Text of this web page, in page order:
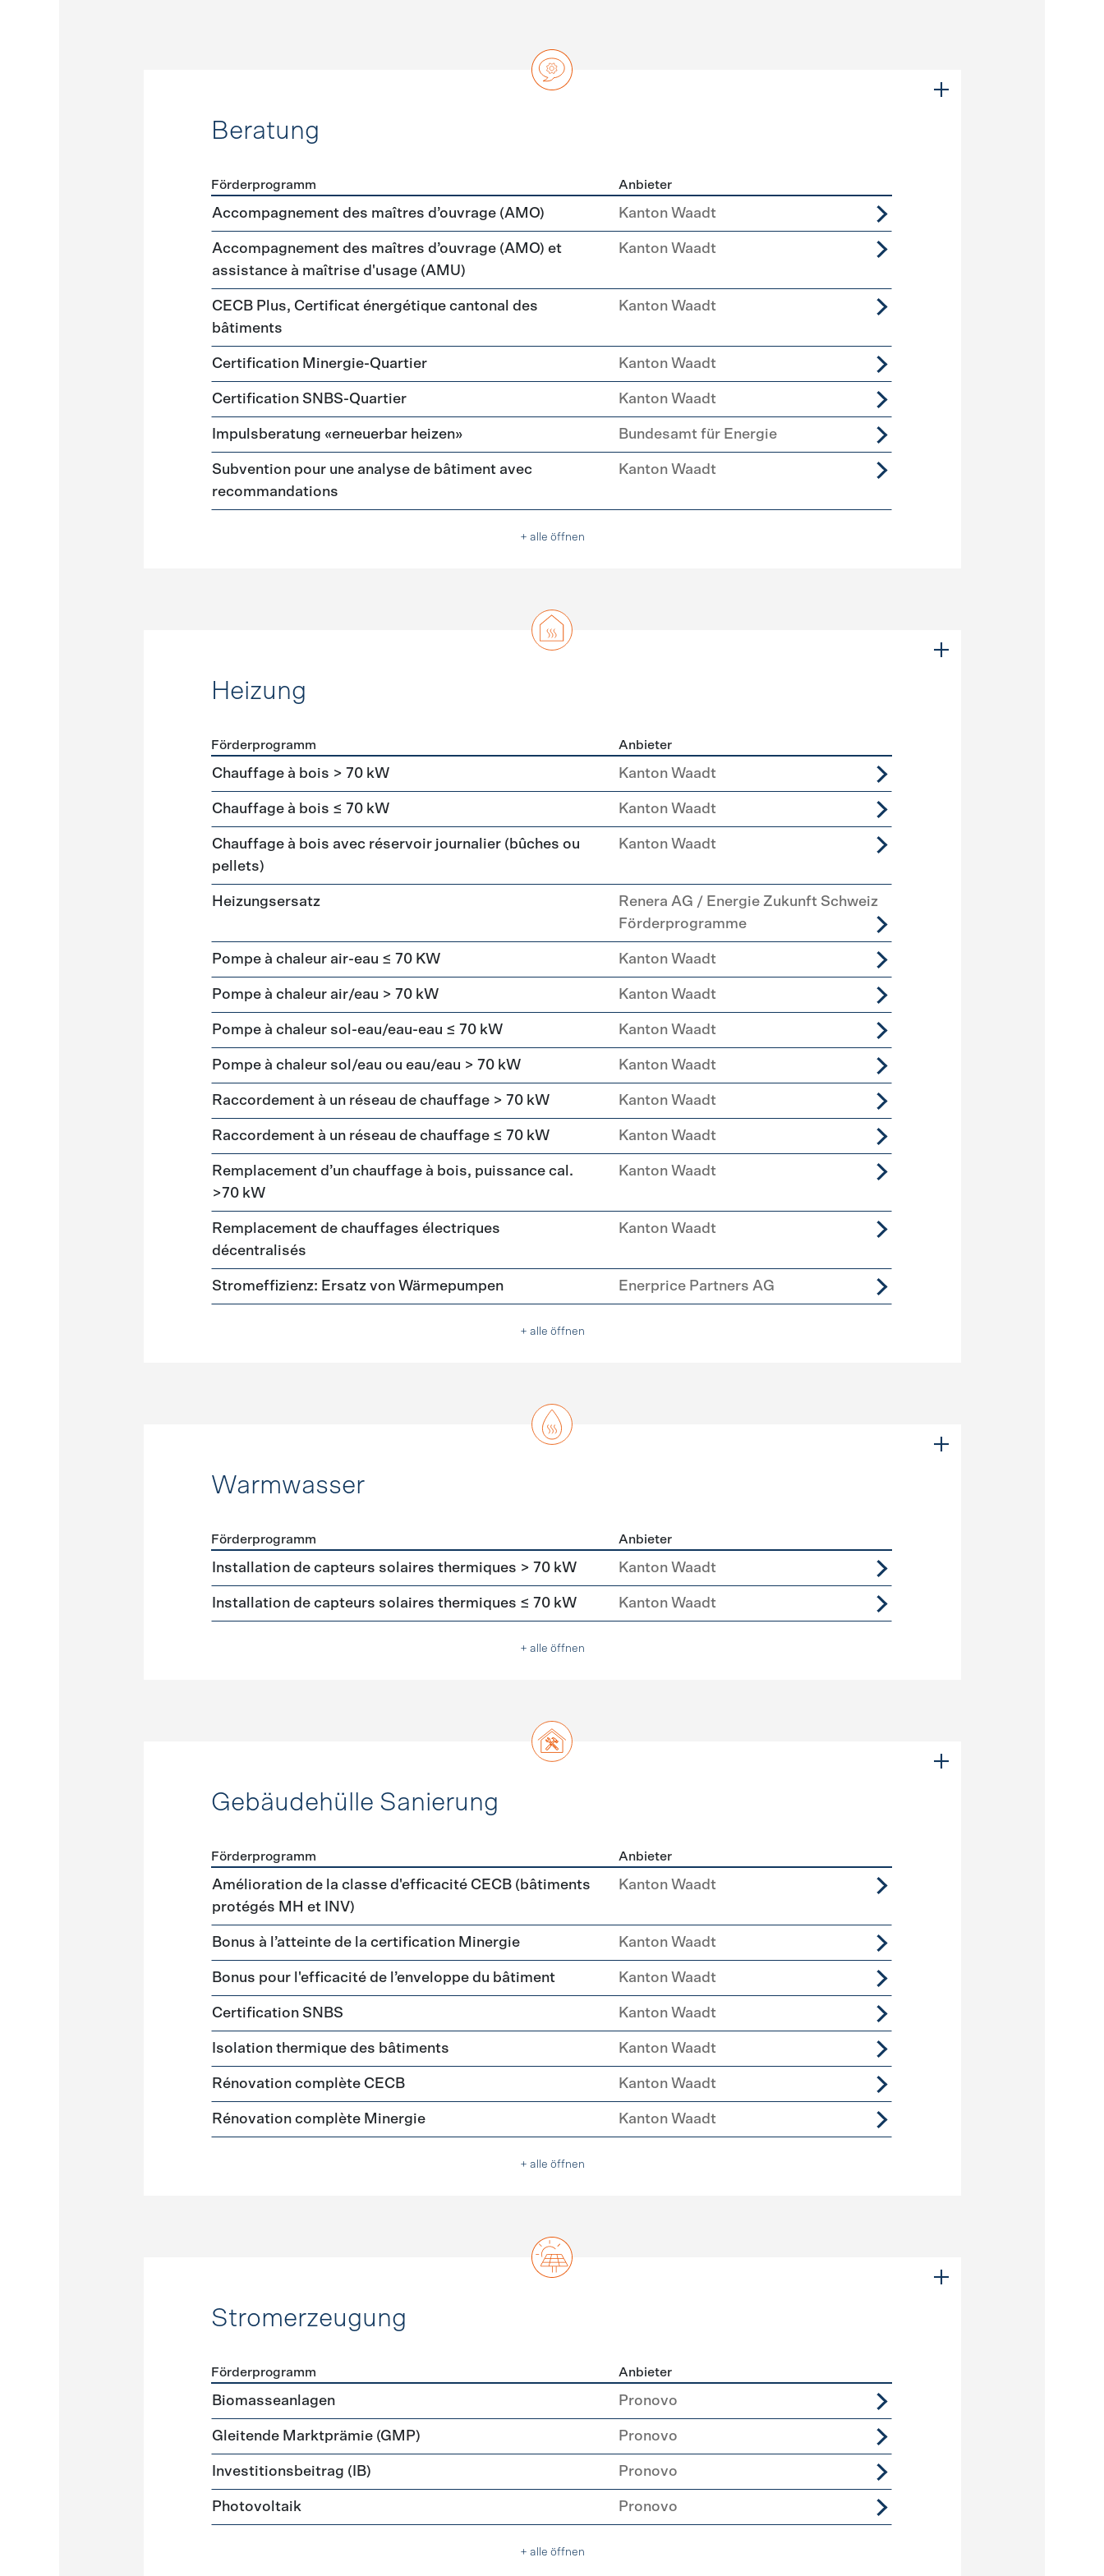
Beratung
Förderprogramme Beratung
Förderprogramm Anbieter
Accompagnement des maîtres d’ouvrage (AMO) Kanton Waadt
Accompagnement des maîtres d’ouvrage (AMO) et
assistance à maîtrise d'usage (AMU)
Kanton Waadt
CECB Plus, Certificat énergétique cantonal des
bâtiments
Kanton Waadt
Certification Minergie-Quartier Kanton Waadt
Certification SNBS-Quartier Kanton Waadt
Impulsberatung «erneuerbar heizen» Bundesamt für Energie
Subvention pour une analyse de bâtiment avec
recommandations
Kanton Waadt
+ alle öffnen
Heizung
Förderprogramme Heizung
Förderprogramm Anbieter
Chauffage à bois > 70 kW Kanton Waadt
Chauffage à bois ≤ 70 kW Kanton Waadt
Chauffage à bois avec réservoir journalier (bûches ou
pellets)
Kanton Waadt
Heizungsersatz
Renera AG / Energie Zukunft Schweiz
Förderprogramme
Pompe à chaleur air-eau ≤ 70 KW Kanton Waadt
Pompe à chaleur air/eau > 70 kW Kanton Waadt
Pompe à chaleur sol-eau/eau-eau ≤ 70 kW Kanton Waadt
Pompe à chaleur sol/eau ou eau/eau > 70 kW Kanton Waadt
Raccordement à un réseau de chauffage > 70 kW Kanton Waadt
Raccordement à un réseau de chauffage ≤ 70 kW Kanton Waadt
Remplacement d’un chauffage à bois, puissance cal.
>70 kW
Kanton Waadt
Remplacement de chauffages électriques
décentralisés
Kanton Waadt
Stromeffizienz: Ersatz von Wärmepumpen Enerprice Partners AG
+ alle öffnen
Warmwasser
Förderprogramme Warmwasser
Förderprogramm Anbieter
Installation de capteurs solaires thermiques > 70 kW Kanton Waadt
Installation de capteurs solaires thermiques ≤ 70 kW Kanton Waadt
+ alle öffnen
Gebäudehülle Sanierung
Förderprogramme Gebäudehülle Sanierung
Förderprogramm Anbieter
Amélioration de la classe d'efficacité CECB (bâtiments
protégés MH et INV)
Kanton Waadt
Bonus à l’atteinte de la certification Minergie Kanton Waadt
Bonus pour l'efficacité de l’enveloppe du bâtiment Kanton Waadt
Certification SNBS Kanton Waadt
Isolation thermique des bâtiments Kanton Waadt
Rénovation complète CECB Kanton Waadt
Rénovation complète Minergie Kanton Waadt
+ alle öffnen
Stromerzeugung
Förderprogramme
Förderprogramm Anbieter
Biomasseanlagen Pronovo
Gleitende Marktprämie (GMP) Pronovo
Investitionsbeitrag (IB) Pronovo
Photovoltaik Pronovo
+ alle öffnen